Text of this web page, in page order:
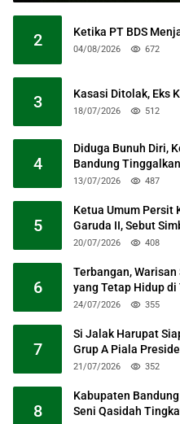
2 Ketika PT BDS
04/08/2026 672
3 Kasasi Ditolak, Eks
18/07/2026 512
4
Diduga Bunuh Diri,
Bandung
13/07/2026 487
5
Ketua Umum Persit
Garuda II, Sebut
20/07/2026 408
6
Terbangan,
yang Tetap Hidup
24/07/2026 355
7
Si Jalak Harupat
Grup A Piala
21/07/2026 352
8
Kabupaten
Seni Qasidah